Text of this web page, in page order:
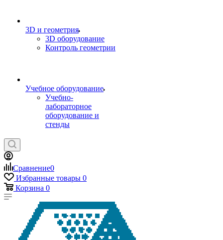
3D и геометрия
3D оборудование
Контроль геометрии
Учебное оборудование
Учебно-
лабораторное
оборудование и
стенды
Сравнение0
Избранные товары 0
Корзина 0